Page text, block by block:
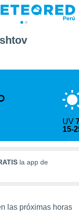
UV
15-
la app de
las próximas horas